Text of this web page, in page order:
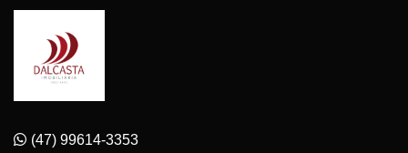
(47) 99614-3353